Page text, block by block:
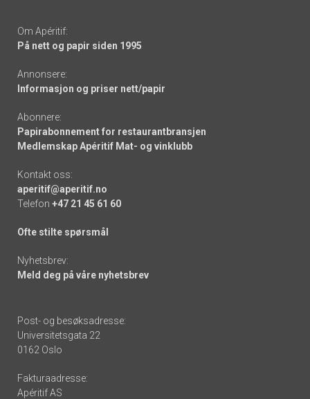
Om Apéritif:
På nett og papir siden 1995
Annonsere:
Informasjon og priser nett/papir
Abonnere:
Papirabonnement for restaurantbransjen
Medlemskap Apéritif Mat- og vinklubb
Kontakt oss:
aperitif@aperitif.no
Telefon +47 21 45 61 60
Ofte stilte spørsmål
Nyhetsbrev:
Meld deg på våre nyhetsbrev
Post- og besøksadresse:
Universitetsgata 22
0162 Oslo
Fakturaadresse:
Apéritif AS